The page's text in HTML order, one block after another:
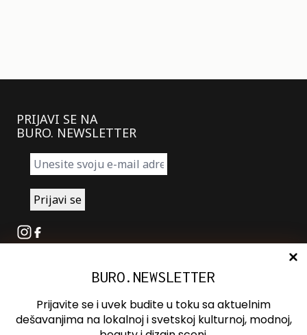
PRIJAVI SE NA
BURO. NEWSLETTER
Instagram
Facebook
Oglašavanje
Kontakt
BURO.NEWSLETTER
Prijavite se i uvek budite u toku sa aktuelnim
dešavanjima na lokalnoj i svetskoj kulturnoj, modnoj,